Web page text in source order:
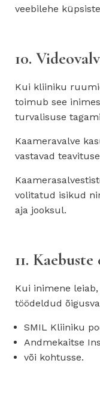
veebilehe
10.
Kui kliiniku
toimub see
turvalisuse
Kaameravalve
vastavad
volitatud isikud
aja jooksul.
11.
Kui inimene
töödeldud
SMIL Kliiniku
Andmekaitse
või kohtusse.